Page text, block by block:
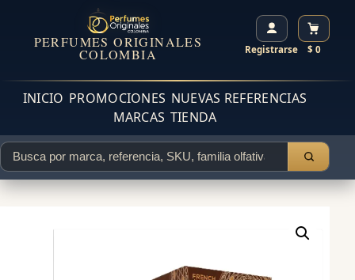
PERFUMES ORIGINALES
COLOMBIA Registrarse $ 0
INICIO PROMOCIONES NUEVAS REFERENCIAS
MARCAS TIENDA